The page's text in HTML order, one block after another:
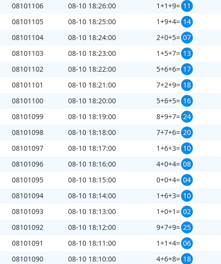
08101106
08-10 18:26:00 1+1+9= 11
08101105
08-10 18:25:00 1+9+4= 14
08101104
08-10 18:24:00 2+0+5= 07
08101103
08-10 18:23:00 1+5+7= 13
08101102
08-10 18:22:00 5+6+6= 17
08101101
08-10 18:21:00 7+2+9= 18
08101100
08-10 18:20:00 5+6+5= 16
08101099
08-10 18:19:00 8+9+7= 24
08101098
08-10 18:18:00 7+7+6= 20
08101097
08-10 18:17:00 1+6+3= 10
08101096
08-10 18:16:00 4+0+4= 08
08101095
08-10 18:15:00 0+0+4= 04
08101094
08-10 18:14:00 1+6+3= 10
08101093
08-10 18:13:00 1+0+1= 02
08101092
08-10 18:12:00 9+7+9= 25
08101091
08-10 18:11:00 1+1+4= 06
08101090
08-10 18:10:00 4+6+8= 18